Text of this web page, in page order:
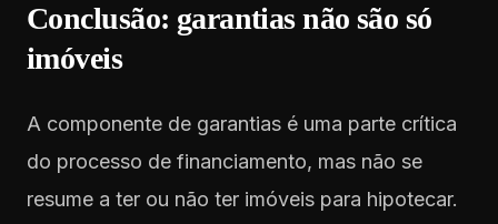
Conclusão: garantias não são só
imóveis
A componente de garantias é uma parte crítica
do processo de financiamento, mas não se
resume a ter ou não ter imóveis para hipotecar.